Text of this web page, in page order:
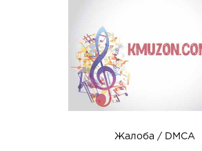
Жалоба / DMCA